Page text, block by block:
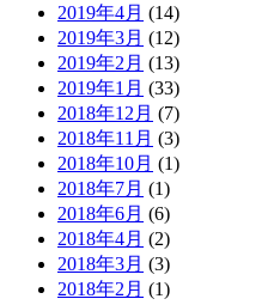
2019年4月 (14)
2019年3月 (12)
2019年2月 (13)
2019年1月 (33)
2018年12月 (7)
2018年11月 (3)
2018年10月 (1)
2018年7月 (1)
2018年6月 (6)
2018年4月 (2)
2018年3月 (3)
2018年2月 (1)